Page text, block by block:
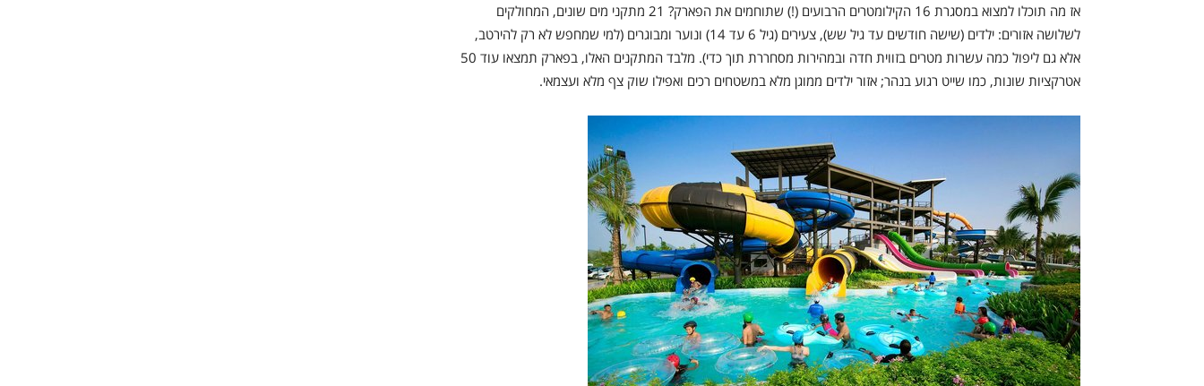
אז מה תוכלו למצוא במסגרת 16 הקילומטרים הרבועים (!) שתוחמים את הפארק? 21 מתקני מים שונים, המחולקים
לשלושה אזורים: ילדים (שישה חודשים עד גיל שש), צעירים (גיל 6 עד 14) ונוער ומבוגרים (למי שמחפש לא רק להירטב,
אלא גם ליפול כמה עשרות מטרים בזווית חדה ובמהירות מסחררת תוך כדי). מלבד המתקנים האלו, בפארק תמצאו עוד 50
אטרקציות שונות, כמו שייט רגוע בנהר; אזור ילדים ממוגן מלא במשטחים רכים ואפילו שוק צף מלא ועצמאי.